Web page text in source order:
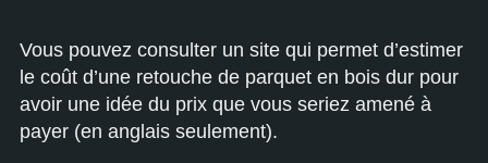
Vous pouvez consulter un site qui permet d’estimer
le coût d’une retouche de parquet en bois dur pour
avoir une idée du prix que vous seriez amené à
payer (en anglais seulement).